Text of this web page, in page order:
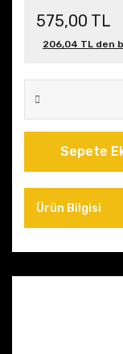
575,00 TL
206,04 TL den
Sepete
Ürün Bilgisi